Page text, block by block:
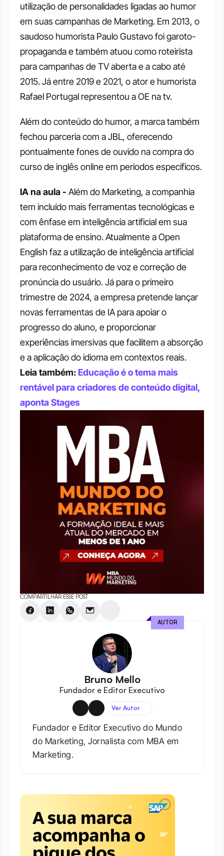
utilização de personalidades ligadas ao humor
em suas campanhas de Marketing. Em 2013, o
saudoso humorista Paulo Gustavo foi garoto-
propaganda e também atuou como roteirista
para campanhas de TV aberta e a cabo até
2015. Já entre 2019 e 2021, o ator e humorista
Rafael Portugal representou a OE na tv.
Além do conteúdo do humor, a marca também
fechou parceria com a JBL, oferecendo
pontualmente fones de ouvido na compra do
curso de inglês online em períodos específicos.
IA na aula - Além do Marketing, a companhia
tem incluído mais ferramentas tecnológicas e
com ênfase em inteligência artificial em sua
plataforma de ensino. Atualmente a Open
English faz a utilização de inteligência artificial
para reconhecimento de voz e correção de
pronúncia do usuário. Já para o primeiro
trimestre de 2024, a empresa pretende lançar
novas ferramentas de IA para apoiar o
progresso do aluno, e proporcionar
experiências imersivas que facilitem a absorção
Leia também: Educação é o tema mais
rentável para criadores de conteúdo digital,
aponta Stages
COMPARTILHAR ESSE POST
Bruno Mello
Fundador e Editor Executivo
Ver Autor
Fundador e Editor Executivo do Mundo
do Marketing, Jornalista com MBA em
Marketing.
AUTOR